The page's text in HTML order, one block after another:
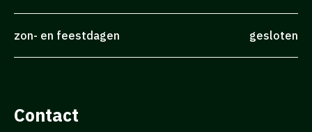
zon- en feestdagen gesloten
Contact